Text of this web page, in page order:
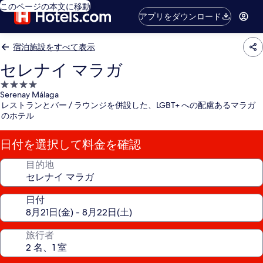
このページの本文に移動
アプリをダウンロード
宿泊施設をすべて表示
セレナイ マラガ
4.0
つ
星
泊
施
設
Serenay Málaga
レストランとバー / ラウンジを併設した、LGBT+ への配慮あるマラガ
のホテル
日付を選択して料金を確認
目的地
日付
旅行者